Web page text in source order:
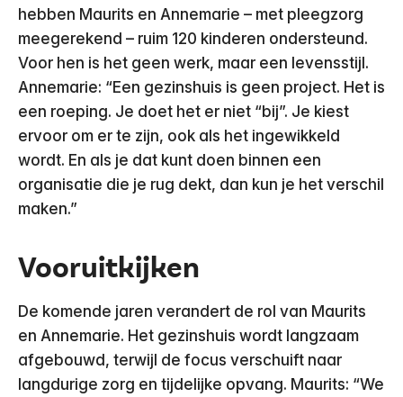
hebben Maurits en Annemarie – met pleegzorg
meegerekend – ruim 120 kinderen ondersteund.
Voor hen is het geen werk, maar een levensstijl.
Annemarie: “Een gezinshuis is geen project. Het is
een roeping. Je doet het er niet “bij”. Je kiest
ervoor om er te zijn, ook als het ingewikkeld
wordt. En als je dat kunt doen binnen een
organisatie die je rug dekt, dan kun je het verschil
maken.”
Vooruitkijken
De komende jaren verandert de rol van Maurits
en Annemarie. Het gezinshuis wordt langzaam
afgebouwd, terwijl de focus verschuift naar
langdurige zorg en tijdelijke opvang. Maurits: “We